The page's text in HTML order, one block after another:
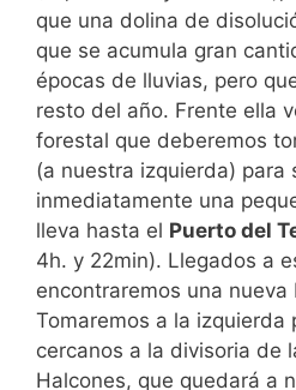
que una dolina de
que se acumula gran
épocas de lluvias, pero
resto del año. Frente ella
forestal que deberemos
(a nuestra izquierda) para
inmediatamente una
lleva hasta el Puerto del
4h. y 22min). Llegados a
encontraremos una nueva
Tomaremos a la izquierda
cercanos a la divisoria de
Halcones, que quedará a